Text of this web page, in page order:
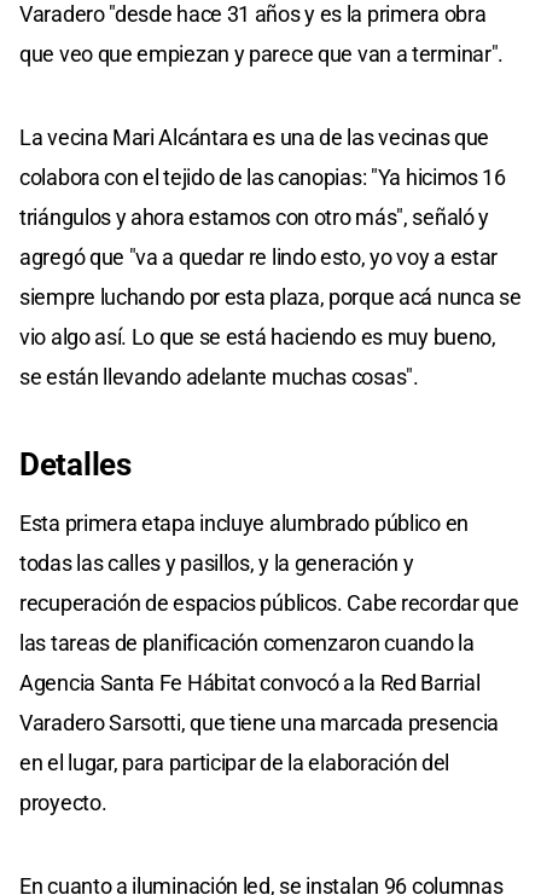
Varadero "desde hace 31 años y es la primera obra
que veo que empiezan y parece que van a terminar".
La vecina Mari Alcántara es una de las vecinas que
colabora con el tejido de las canopias: "Ya hicimos 16
triángulos y ahora estamos con otro más", señaló y
agregó que "va a quedar re lindo esto, yo voy a estar
siempre luchando por esta plaza, porque acá nunca se
vio algo así. Lo que se está haciendo es muy bueno,
se están llevando adelante muchas cosas".
Detalles
Esta primera etapa incluye alumbrado público en
todas las calles y pasillos, y la generación y
recuperación de espacios públicos. Cabe recordar que
las tareas de planificación comenzaron cuando la
Agencia Santa Fe Hábitat convocó a la Red Barrial
Varadero Sarsotti, que tiene una marcada presencia
en el lugar, para participar de la elaboración del
proyecto.
En cuanto a iluminación led, se instalan 96 columnas